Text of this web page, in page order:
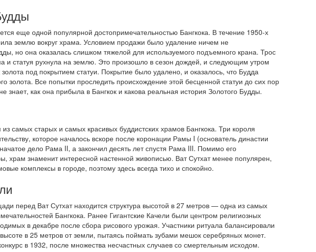
еще одной популярной достопримечательностью Бангкока. В течение 1950-х
землю вокруг храма. Условием продажи было удаление ничем не
но она оказалась слишком тяжелой для используемого подъемного крана. Трос
и статуя рухнула на землю. Это произошло в сезон дождей, и следующим утром
под покрытием статуи. Покрытие было удалено, и оказалось, что Будда
золота. Все попытки проследить происхождение этой бесценной статуи до сих пор
знает, как она прибыла в Бангкок и какова реальная история Золотого Будды.
самых старых и самых красивых буддистских храмов Бангкока. Три короля
которое началось вскоре после коронации Рамы I (основатель династии
дело Рама II, а закончил десять лет спустя Рама III. Помимо его
храм знаменит интересной настенной живописью. Ват Сутхат менее популярен,
комплексы в городе, поэтому здесь всегда тихо и спокойно.
перед Ват Сутхат находится структура высотой в 27 метров — одна из самых
Бангкока. Ранее Гигантские Качели были центром религиозных
в декабре после сбора рисового урожая. Участники ритуала балансировали
в 25 метров от земли, пытаясь поймать зубами мешок серебряных монет.
в 1932, после множества несчастных случаев со смертельным исходом.